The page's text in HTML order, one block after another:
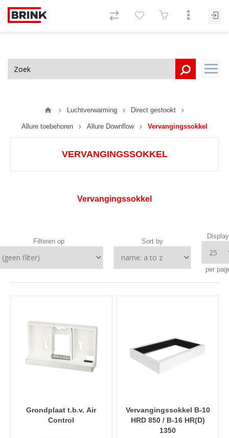
Luchtverwarming Direct gestookt
Allure toebehoren Allure Downflow Vervangingssokkel
VERVANGINGSSOKKEL
Vervangingssokkel
Filteren op Sort by
Display
per
Grondplaat t.b.v. Air
Control
Vervangingssokkel B-10
HRD 850 / B-16 HR(D)
1350